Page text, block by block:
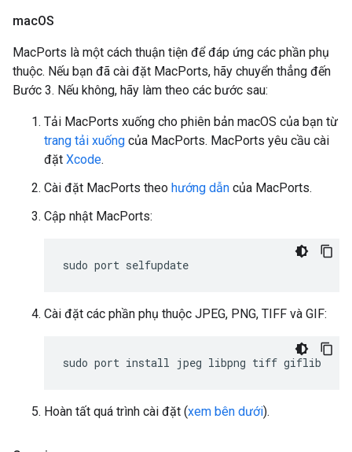
macOS
MacPorts là một cách thuận tiện để đáp ứng các phần phụ
thuộc. Nếu bạn đã cài đặt MacPorts, hãy chuyển thẳng đến
Bước 3. Nếu không, hãy làm theo các bước sau:
Tải MacPorts xuống cho phiên bản macOS của bạn từ
trang tải xuống của MacPorts. MacPorts yêu cầu cài
đặt Xcode.
Cài đặt MacPorts theo hướng dẫn của MacPorts.
Cập nhật MacPorts:
sudo port
Cài đặt các phần phụ thuộc JPEG, PNG, TIFF và GIF:
sudo port install jpeg libpng tiff
Hoàn tất quá trình cài đặt (xem bên dưới).